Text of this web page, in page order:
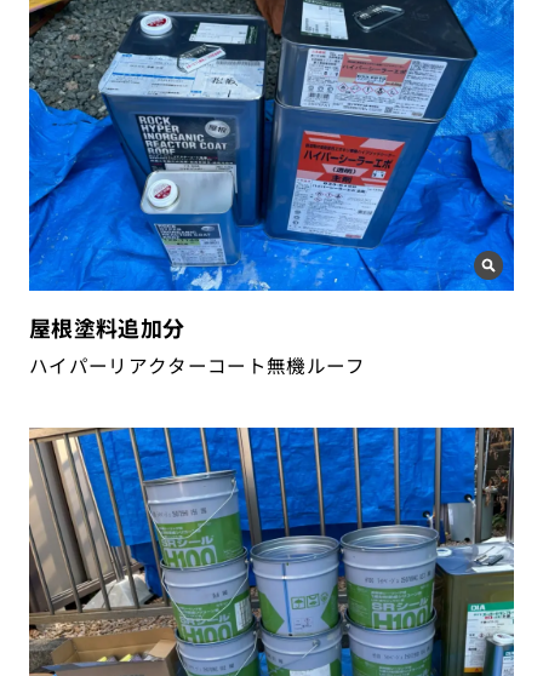
屋根塗料追加分
ハイパーリアクターコート無機ルーフ